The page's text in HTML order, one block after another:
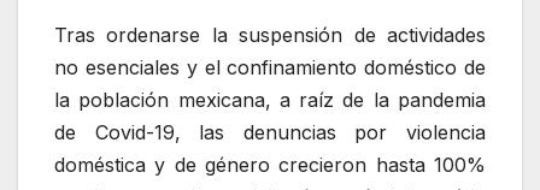
Tras ordenarse la suspensión de actividades
no esenciales y el confinamiento doméstico de
la población mexicana, a raíz de la pandemia
de Covid-19, las denuncias por violencia
doméstica y de género crecieron hasta 100%